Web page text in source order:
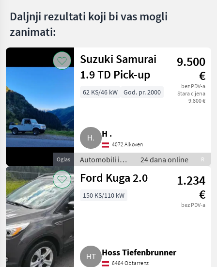
Daljnji rezultati koji bi vas mogli
zanimati:
Oglas
Suzuki Samurai
1.9 TD Pick-up
9.500
€
bez PDV-a
Stara cijena
9.800 €
62 KS/46 kW God. pr. 2000
H .
4072 Alkoven
Automobili i
motocikli /
Limuzine
24 dana online R
Ford Kuga 2.0
1.234
€
bez PDV-a
150 KS/110 kW
Hoss Tiefenbrunner
6464 Obtarrenz